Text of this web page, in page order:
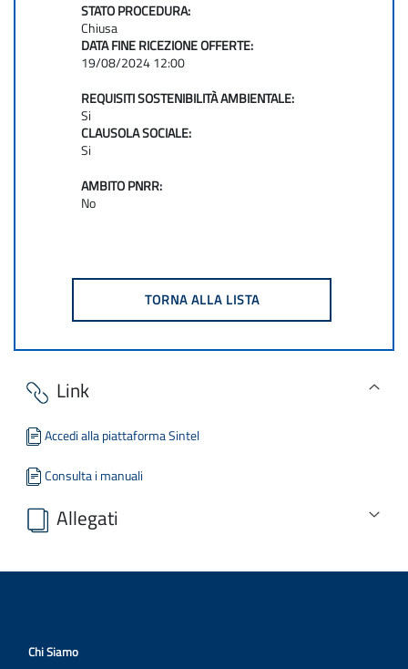
STATO PROCEDURA:
Chiusa
DATA FINE RICEZIONE OFFERTE:
19/08/2024 12:00
REQUISITI SOSTENIBILITÀ AMBIENTALE:
Si
CLAUSOLA SOCIALE:
Si
AMBITO PNRR:
No
Link
Accedi alla piattaforma Sintel
Consulta i manuali
Allegati
Scarica tutti gli allegati
Chi Siamo